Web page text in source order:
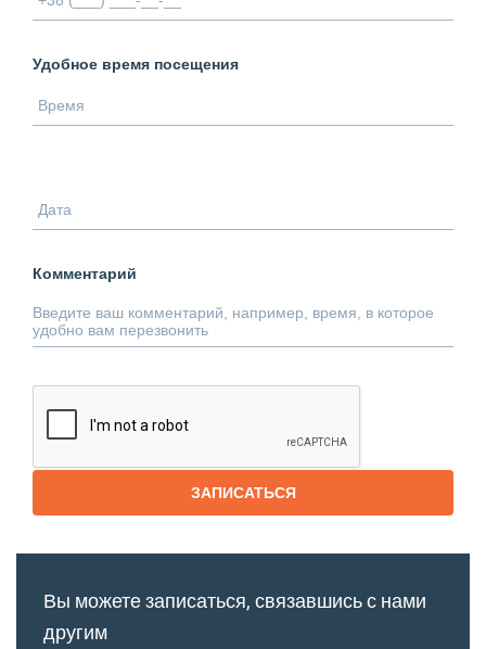
Удобное время посещения
Комментарий
ЗАПИСАТЬСЯ
Вы можете записаться, связавшись с нами
другим